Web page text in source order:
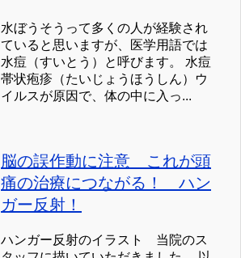
水ぼうそうって多くの人が経験され
ていると思いますが、医学用語では
水痘（すいとう）と呼びます。 水痘
帯状疱疹（たいじょうほうしん）ウ
イルスが原因で、体の中に入っ...
脳の誤作動に注意 これが頭
痛の治療につながる！ ハン
ガー反射！
ハンガー反射のイラスト 当院のス